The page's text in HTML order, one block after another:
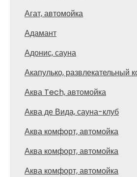
Агат, автомойка
Адамант
Адонис, сауна
Акапулько, развлекательный
Аква Tech, автомойка
Аква де Вида, сауна-клуб
Аква комфорт, автомойка
Аква комфорт, автомойка
Аква комфорт, автомойка